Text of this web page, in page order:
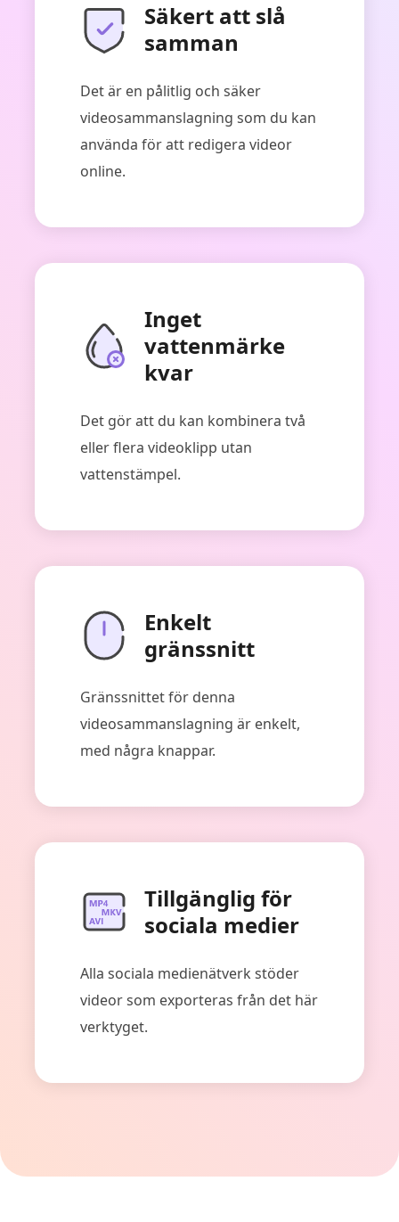
Säkert att slå
samman
Det är en pålitlig och säker
videosammanslagning som du kan
använda för att redigera videor
online.
Inget
vattenmärke
kvar
Det gör att du kan kombinera två
eller flera videoklipp utan
vattenstämpel.
Enkelt
gränssnitt
Gränssnittet för denna
videosammanslagning är enkelt,
med några knappar.
Tillgänglig för
sociala medier
Alla sociala medienätverk stöder
videor som exporteras från det här
verktyget.